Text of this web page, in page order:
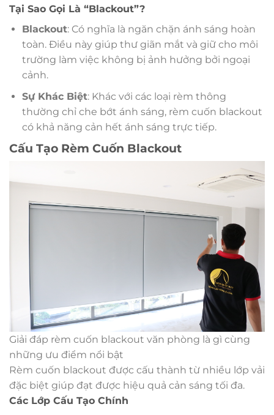
Tại Sao Gọi Là “Blackout”?
Blackout: Có nghĩa là ngăn chặn ánh sáng hoàn
toàn. Điều này giúp thư giãn mắt và giữ cho môi
trường làm việc không bị ảnh hưởng bởi ngoại
cảnh.
Sự Khác Biệt: Khác với các loại rèm thông
thường chỉ che bớt ánh sáng, rèm cuốn blackout
có khả năng cản hết ánh sáng trực tiếp.
Cấu Tạo Rèm Cuốn Blackout
Giải đáp rèm cuốn blackout văn phòng là gì cùng
những ưu điểm nổi bật
Rèm cuốn blackout được cấu thành từ nhiều lớp vải
đặc biệt giúp đạt được hiệu quả cản sáng tối đa.
Các Lớp Cấu Tạo Chính